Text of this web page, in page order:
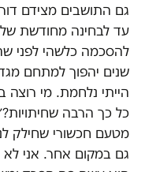
גם התושבים מצידם
עד לבחינה מחודשת
להסכמה כלשהי לפני
שנים יהפוך למתחם
הייתי נלחמת. מי
כל כך הרבה
מטעם חכשורי שחילק
גם במקום אחר. אני